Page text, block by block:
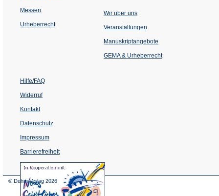
Messen
Urheberrecht
Wir über uns
Veranstaltungen
einem
Tab)
Manuskriptangebote
GEMA & Urheberrecht
Hilfe/FAQ
Widerruf
Kontakt
Datenschutz
Impressum
Barrierefreiheit
(Öffnet
in
© Dehm Verlag 2026